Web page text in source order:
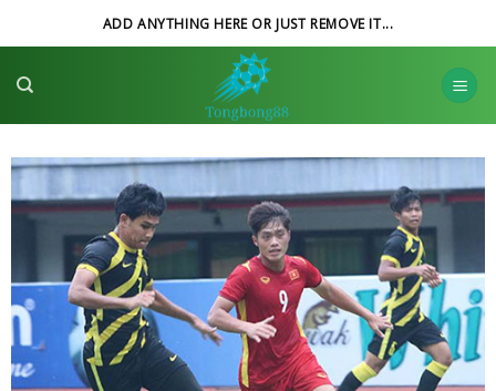
to
ADD ANYTHING HERE OR JUST REMOVE IT...